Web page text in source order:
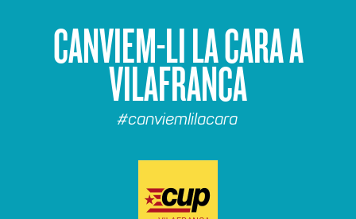
CANVIEM-LI LA CARA A
VILAFRANCA
#canviemlilacara